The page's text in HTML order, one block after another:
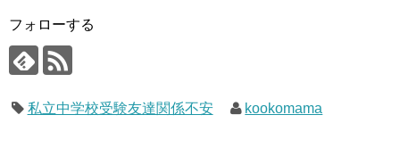
フォローする
私立中学校受験友達関係不安 kookomama